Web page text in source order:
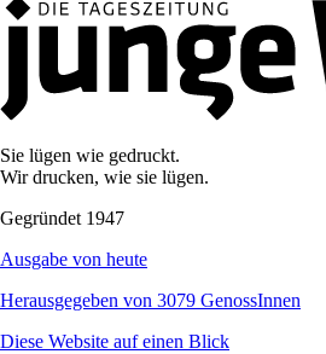
Sie lügen wie gedruckt.
Wir drucken, wie sie lügen.
Gegründet 1947
Ausgabe von heute
Herausgegeben von 3079 GenossInnen
Diese Website auf einen Blick